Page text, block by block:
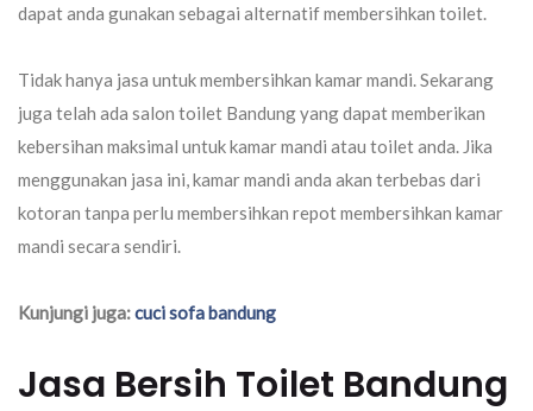
dapat anda gunakan sebagai alternatif membersihkan toilet.
Tidak hanya jasa untuk membersihkan kamar mandi. Sekarang
juga telah ada salon toilet Bandung yang dapat memberikan
kebersihan maksimal untuk kamar mandi atau toilet anda. Jika
menggunakan jasa ini, kamar mandi anda akan terbebas dari
kotoran tanpa perlu membersihkan repot membersihkan kamar
mandi secara sendiri.
Kunjungi juga:cuci sofa bandung
Jasa Bersih Toilet Bandung